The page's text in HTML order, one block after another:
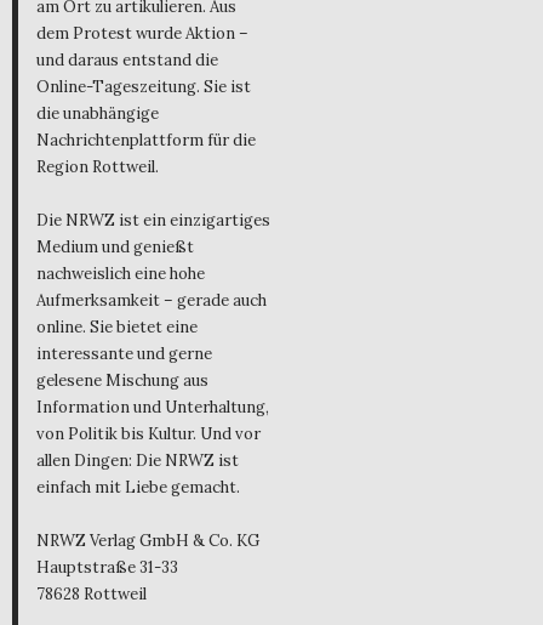
am Ort zu artikulieren. Aus
dem Protest wurde Aktion –
und daraus entstand die
Online-Tageszeitung. Sie ist
die unabhängige
Nachrichtenplattform für die
Region Rottweil.
Die NRWZ ist ein einzigartiges
Medium und genießt
nachweislich eine hohe
Aufmerksamkeit – gerade auch
online. Sie bietet eine
interessante und gerne
gelesene Mischung aus
Information und Unterhaltung,
von Politik bis Kultur. Und vor
allen Dingen: Die NRWZ ist
einfach mit Liebe gemacht.
NRWZ Verlag GmbH & Co. KG
Hauptstraße 31-33
78628 Rottweil